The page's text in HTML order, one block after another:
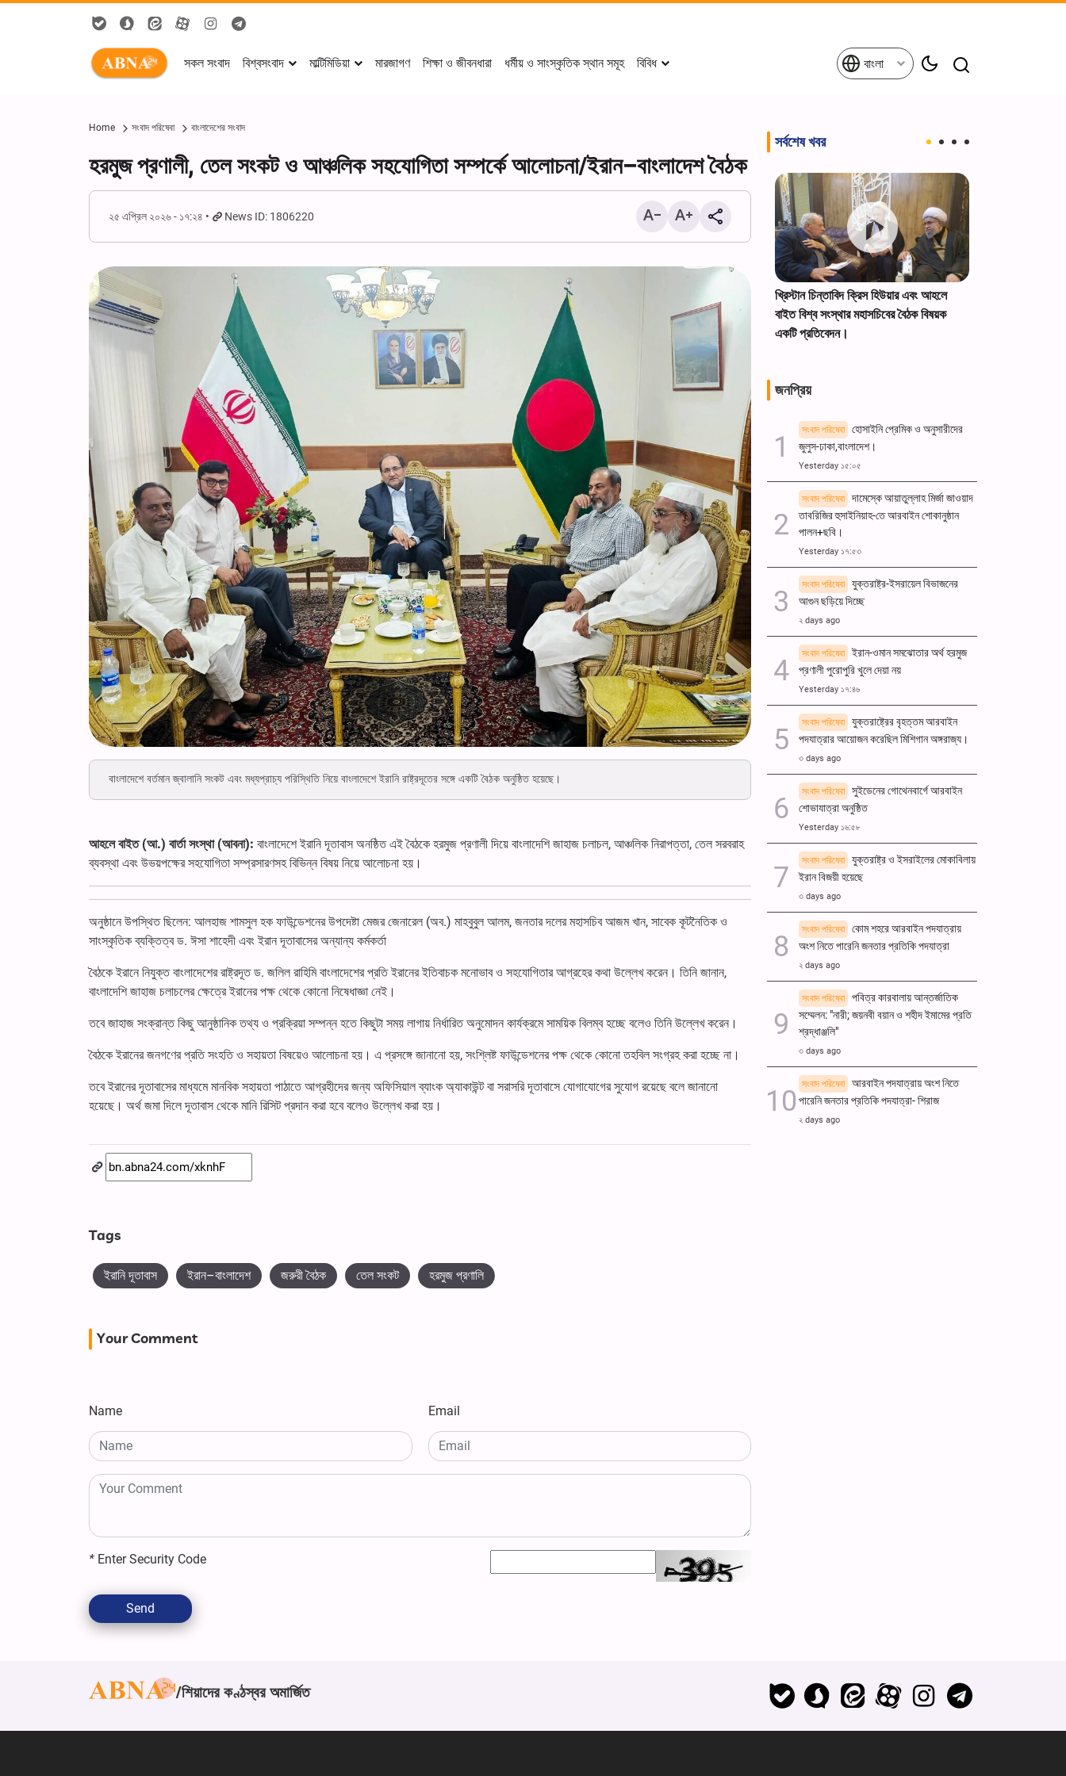
সকল সংবাদ বিশ্বসংবাদ মাল্টিমিডিয়া মারজাগণ শিক্ষা ও জীবনধারা ধর্মীয় ও সাংস্কৃতিক স্থান সমূহ বিবিধ বাংলা
Home সংবাদ পরিষেবা বাংলাদেশের সংবাদ
হরমুজ প্রণালী, তেল সংকট ও আঞ্চলিক সহযোগিতা সম্পর্কে আলোচনা/ইরান–বাংলাদেশ বৈঠক
২৫ এপ্রিল ২০২৬ - ১৭:২৪ News ID: 1806220
বাংলাদেশে বর্তমান জ্বালানি সংকট এবং মধ্যপ্রাচ্য পরিস্থিতি নিয়ে বাংলাদেশে ইরানি রাষ্ট্রদূতের সঙ্গে একটি বৈঠক অনুষ্ঠিত হয়েছে।
আহলে বাইত (আ.) বার্তা সংস্থা (আবনা): বাংলাদেশে ইরানি দূতাবাস অনষ্ঠিত এই বৈঠকে হরমুজ প্রণালী দিয়ে বাংলাদেশি জাহাজ চলাচল, আঞ্চলিক নিরাপত্তা, তেল সরবরাহ
ব্যবস্থা এবং উভয়পক্ষের সহযোগিতা সম্প্রসারণসহ বিভিন্ন বিষয় নিয়ে আলোচনা হয়।
অনুষ্ঠানে উপস্থিত ছিলেন: আলহাজ শামসুল হক ফাউন্ডেশনের উপদেষ্টা মেজর জেনারেল (অব.) মাহবুবুল আলম, জনতার দলের মহাসচিব আজম খান, সাবেক কূটনৈতিক ও
সাংস্কৃতিক ব্যক্তিত্ব ড. ঈসা শাহেদী এবং ইরান দূতাবাসের অন্যান্য কর্মকর্তা
বৈঠকে ইরানে নিযুক্ত বাংলাদেশের রাষ্ট্রদূত ড. জলিল রাহিমি বাংলাদেশের প্রতি ইরানের ইতিবাচক মনোভাব ও সহযোগিতার আগ্রহের কথা উল্লেখ করেন। তিনি জানান,
বাংলাদেশি জাহাজ চলাচলের ক্ষেত্রে ইরানের পক্ষ থেকে কোনো নিষেধাজ্ঞা নেই।
তবে জাহাজ সংক্রান্ত কিছু আনুষ্ঠানিক তথ্য ও প্রক্রিয়া সম্পন্ন হতে কিছুটা সময় লাগায় নির্ধারিত অনুমোদন কার্যক্রমে সাময়িক বিলম্ব হচ্ছে বলেও তিনি উল্লেখ করেন।
বৈঠকে ইরানের জনগণের প্রতি সংহতি ও সহায়তা বিষয়েও আলোচনা হয়। এ প্রসঙ্গে জানানো হয়, সংশ্লিষ্ট ফাউন্ডেশনের পক্ষ থেকে কোনো তহবিল সংগ্রহ করা হচ্ছে না।
তবে ইরানের দূতাবাসের মাধ্যমে মানবিক সহায়তা পাঠাতে আগ্রহীদের জন্য অফিসিয়াল ব্যাংক অ্যাকাউন্ট বা সরাসরি দূতাবাসে যোগাযোগের সুযোগ রয়েছে বলে জানানো
হয়েছে। অর্থ জমা দিলে দূতাবাস থেকে মানি রিসিট প্রদান করা হবে বলেও উল্লেখ করা হয়।
Tags
ইরানি দূতাবাস ইরান–বাংলাদেশ জরুরী বৈঠক তেল সংকট হরমুজ প্রণালি
Your Comment
Name Email
* Enter Security Code
Send
সর্বশেষ খবর
দামেস্কে আয়াতুল্লাহ মির্জা জাওয়াদ তাবরিজির
হুসাইনিয়াহ-তে আরবাইন শোকানুষ্ঠান পালন+ছবি।
খ্রিস্টান চিন্তাবিদ ক্রিস হিউয়ার এবং আহলে
বাইত বিশ্ব সংস্থার মহাসচিবের বৈঠক বিষয়ক
একটি প্রতিবেদন।
জনপ্রিয়
সংবাদ পরিষেবা
হোসাইনি প্রেমিক ও অনুসারীদের
জুলুস-ঢাকা,বাংলাদেশ।
Yesterday ১৫:০৫
সংবাদ পরিষেবা
দামেস্কে আয়াতুল্লাহ মির্জা জাওয়াদ
তাবরিজির হুসাইনিয়াহ-তে আরবাইন শোকানুষ্ঠান
পালন+ছবি।
Yesterday ১৭:৫৩
সংবাদ পরিষেবা
যুক্তরাষ্ট্র-ইসরায়েল বিভাজনের
আগুন ছড়িয়ে দিচ্ছে
২ days ago
সংবাদ পরিষেবা
ইরান-ওমান সমঝোতার অর্থ হরমুজ
প্রণালী পুরোপুরি খুলে দেয়া নয়
Yesterday ১৭:৪৬
সংবাদ পরিষেবা
যুক্তরাষ্ট্রের বৃহত্তম আরবাইন
পদযাত্রার আয়োজন করেছিল মিশিগান অঙ্গরাজ্য।
৩ days ago
সংবাদ পরিষেবা
সুইডেনের গোথেনবার্গে আরবাইন
শোভাযাত্রা অনুষ্ঠিত
Yesterday ১৬:৫৮
সংবাদ পরিষেবা
যুক্তরাষ্ট্র ও ইসরাইলের মোকাবিলায়
ইরান বিজয়ী হয়েছে
৩ days ago
সংবাদ পরিষেবা
কোম শহরে আরবাইন পদযাত্রায়
অংশ নিতে পারেনি জনতার প্রতিকি পদযাত্রা
২ days ago
সংবাদ পরিষেবা
পবিত্র কারবালায় আন্তর্জাতিক
সম্মেলন: "নারী; জয়নবী বয়ান ও শহীদ ইমামের প্রতি
শ্রদ্ধাঞ্জলি"
৩ days ago
সংবাদ পরিষেবা
আরবাইন পদযাত্রায় অংশ নিতে
পারেনি জনতার প্রতিকি পদযাত্রা- শিরাজ
২ days ago
শিয়াদের কণ্ঠস্বর অমার্জিত